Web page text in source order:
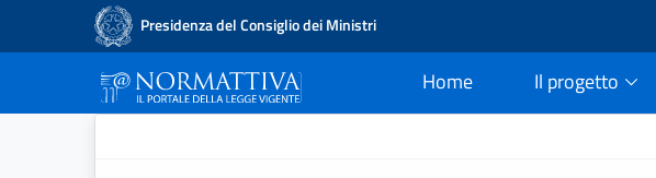
Presidenza del Consiglio dei Ministri
Home
current Il progetto